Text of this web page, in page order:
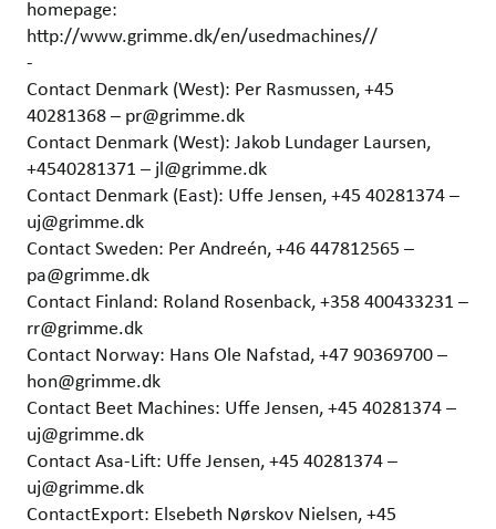
homepage:
http://www.grimme.dk/en/usedmachines//
-
Contact Denmark (West): Per Rasmussen, +45
40281368 – pr@grimme.dk
Contact Denmark (West): Jakob Lundager Laursen,
+4540281371 – jl@grimme.dk
Contact Denmark (East): Uffe Jensen, +45 40281374 –
uj@grimme.dk
Contact Sweden: Per Andreén, +46 447812565 –
pa@grimme.dk
Contact Finland: Roland Rosenback, +358 400433231 –
rr@grimme.dk
Contact Norway: Hans Ole Nafstad, +47 90369700 –
hon@grimme.dk
Contact Beet Machines: Uffe Jensen, +45 40281374 –
uj@grimme.dk
Contact Asa-Lift: Uffe Jensen, +45 40281374 –
uj@grimme.dk
ContactExport: Elsebeth Nørskov Nielsen, +45